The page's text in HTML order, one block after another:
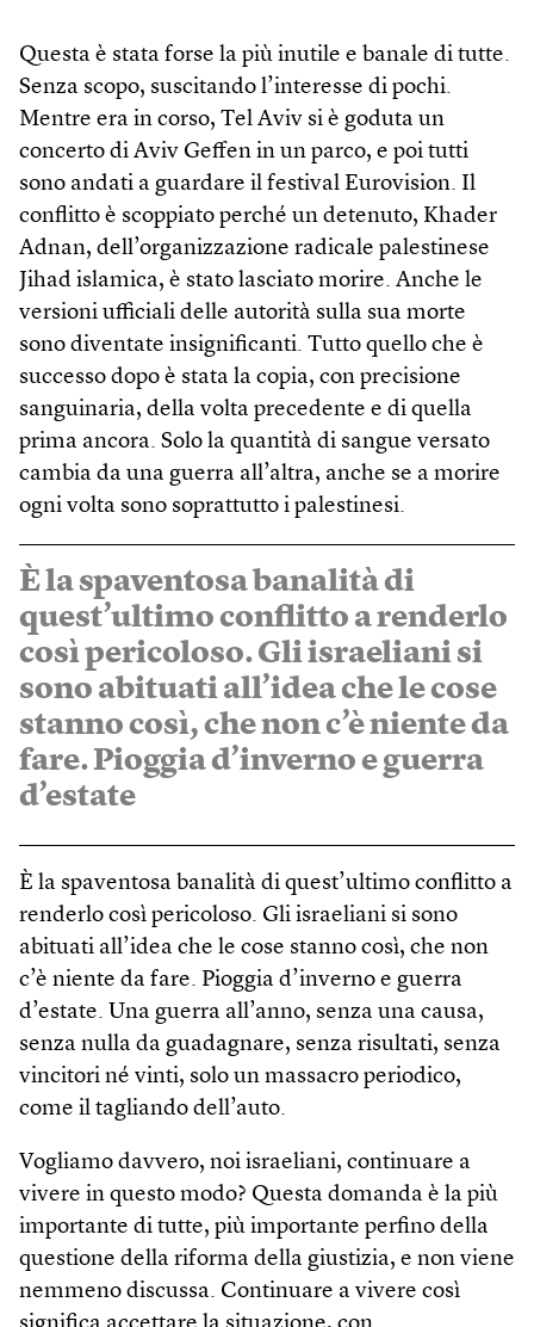
Questa è stata forse la più inutile e banale di tutte.
Senza scopo, suscitando l’interesse di pochi.
Mentre era in corso, Tel Aviv si è goduta un
concerto di Aviv Geffen in un parco, e poi tutti
sono andati a guardare il festival Eurovision. Il
conflitto è scoppiato perché un detenuto, Khader
Adnan, dell’organizzazione radicale palestinese
Jihad islamica, è stato lasciato morire. Anche le
versioni ufficiali delle autorità sulla sua morte
sono diventate insignificanti. Tutto quello che è
successo dopo è stata la copia, con precisione
sanguinaria, della volta precedente e di quella
prima ancora. Solo la quantità di sangue versato
cambia da una guerra all’altra, anche se a morire
ogni volta sono soprattutto i palestinesi.
È la spaventosa banalità di
quest’ultimo conflitto a renderlo
così pericoloso. Gli israeliani si
sono abituati all’idea che le cose
stanno così, che non c’è niente da
fare. Pioggia d’inverno e guerra
d’estate
È la spaventosa banalità di quest’ultimo conflitto a
renderlo così pericoloso. Gli israeliani si sono
abituati all’idea che le cose stanno così, che non
c’è niente da fare. Pioggia d’inverno e guerra
d’estate. Una guerra all’anno, senza una causa,
senza nulla da guadagnare, senza risultati, senza
vincitori né vinti, solo un massacro periodico,
come il tagliando dell’auto.
Vogliamo davvero, noi israeliani, continuare a
vivere in questo modo? Questa domanda è la più
importante di tutte, più importante perfino della
questione della riforma della giustizia, e non viene
nemmeno discussa. Continuare a vivere così